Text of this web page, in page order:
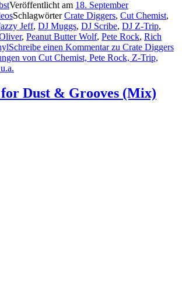
Veröffentlicht am 18. September
SchlagwörterCrate Diggers, Cut Chemist,
Jeff, DJ Muggs, DJ Scribe, DJ Z-Trip,
, Peanut Butter Wolf, Pete Rock, Rich
Schreibe einen Kommentarzu Crate Diggers
von Cut Chemist, Pete Rock, Z-Trip,
for Dust & Grooves (Mix)